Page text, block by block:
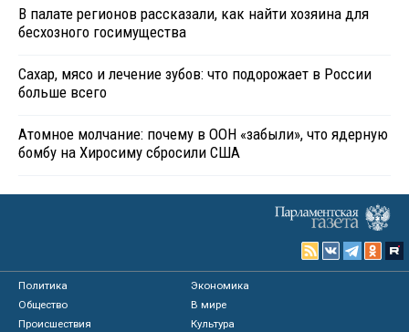
В палате регионов рассказали, как найти хозяина для
бесхозного госимущества
Сахар, мясо и лечение зубов: что подорожает в России
больше всего
Атомное молчание: почему в ООН «забыли», что ядерную
бомбу на Хиросиму сбросили США
Политика
Экономика
Общество
В мире
Происшествия
Культура